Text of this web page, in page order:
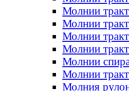
Молнии
Молнии
Молнии
Молнии
Молнии
Молнии
Молния